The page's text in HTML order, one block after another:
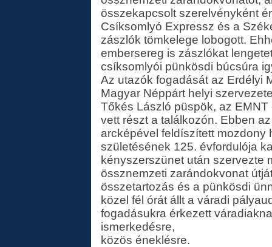
összekapcsolt szerelvényként
Csíksomlyó Expressz és a
zászlók tömkelege lobogott.
embersereg is zászlókat
csíksomlyói pünkösdi búcsúra
Az utazók fogadását az Erdélyi
Magyar Néppárt helyi
Tőkés László püspök, az
vett részt a találkozón. Ebben
arcképével feldíszített mozdony
születésének 125. évfordulója
kényszerszünet után szervezte
össznemzeti zarándokvonat
összetartozás és a pünkösdi
közel fél órát állt a váradi
fogadásukra érkezett
ismerkedésre,
közös éneklésre.